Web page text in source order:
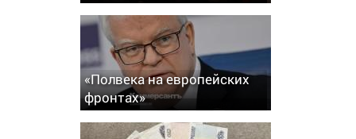
«Полвека на европейских
фронтах»